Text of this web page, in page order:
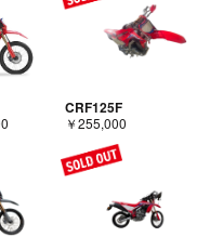
CRF125F
￥255,000